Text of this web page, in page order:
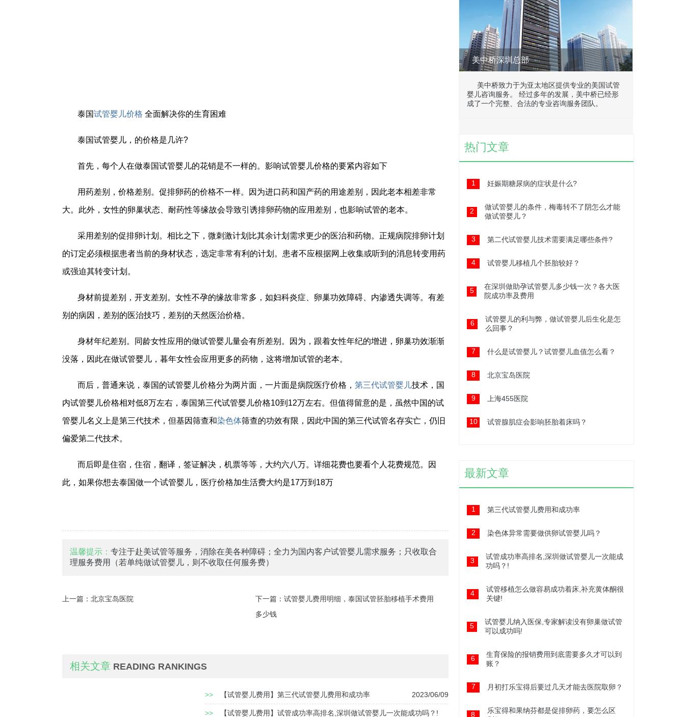
泰国试管婴儿价格 全面解决你的生育困难
泰国试管婴儿，的价格是几许?
首先，每个人在做泰国试管婴儿的花销是不一样的。影响试管婴儿价格的要紧内容如下
用药差别，价格差别。促排卵药的价格不一样。因为进口药和国产药的用途差别，因此老本相差非常
大。此外，女性的卵巢状态、耐药性等缘故会导致引诱排卵药物的应用差别，也影响试管的老本。
采用差别的促排卵计划。相比之下，微刺激计划比其余计划需求更少的医治和药物。正规病院排卵计划
的订定必须根据患者当前的身材状态，选定非常有利的计划。患者不应根据网上收集或听到的消息转变用药
或强迫其转变计划。
身材前提差别，开支差别。女性不孕的缘故非常多，如妇科炎症、卵巢功效障碍、内渗透失调等。有差
别的病因，差别的医治技巧，差别的天然医治价格。
身材年纪差别。同龄女性应用的做试管婴儿量会有所差别。因为，跟着女性年纪的增进，卵巢功效渐渐
没落，因此在做试管婴儿，暮年女性会应用更多的药物，这将增加试管的老本。
而后，普通来说，泰国的试管婴儿价格分为两片面，一片面是病院医疗价格， 第三代试管婴儿技术，国
内试管婴儿价格相对低8万左右，泰国第三代试管婴儿价格10到12万左右。但值得留意的是，虽然中国的试
管婴儿名义上是第三代技术，但基因筛查和染色体筛查的功效有限，因此中国的第三代试管名存实亡，仍旧
偏爱第二代技术。
而后即是住宿，住宿，翻译，签证解决，机票等等，大约六八万。详细花费也要看个人花费规范。因
此，如果你想去泰国做一个试管婴儿，医疗价格加生活费大约是17万到18万
温馨提示： 专注于赴美试管等服务，消除在美各种障碍；全力为国内客户试管婴儿需求服务；只收取合
理服务费用（若单纯做试管婴儿，则不收取任何服务费）
上一篇： 北京宝岛医院 下一篇： 试管婴儿费用明细，泰国试管胚胎移植手术费用
多少钱
相关文章 READING RANKINGS
>> 【试管婴儿费用】第三代试管婴儿费用和成功率 2023/06/09
>> 【试管婴儿费用】试管成功率高排名,深圳做试管婴儿一次能成功吗？!
美中桥深圳总部
美中桥致力于为亚太地区提供专业的美国试管
婴儿咨询服务。 经过多年的发展，美中桥已经形
成了一个完整、合法的专业咨询服务团队。
热门文章
1 妊娠期糖尿病的症状是什么?
2
做试管婴儿的条件，梅毒转不了阴怎么才能
做试管婴儿？
3 第二代试管婴儿技术需要满足哪些条件?
4 试管婴儿移植几个胚胎较好？
5
在深圳做助孕试管婴儿多少钱一次？各大医
院成功率及费用
6
试管婴儿的利与弊，做试管婴儿后生化是怎
么回事？
7 什么是试管婴儿？试管婴儿血值怎么看？
8 北京宝岛医院
9 上海455医院
10 试管腺肌症会影响胚胎着床吗？
最新文章
1 第三代试管婴儿费用和成功率
2 染色体异常需要做供卵试管婴儿吗？
3
试管成功率高排名,深圳做试管婴儿一次能成
功吗？!
4
试管移植怎么做容易成功着床,补充黄体酮很
关键!
5
试管婴儿纳入医保,专家解读没有卵巢做试管
可以成功吗!
6
生育保险的报销费用到底需要多久才可以到
账？
7 月初打乐宝得后要过几天才能去医院取卵？
8
乐宝得和果纳芬都是促排卵药，要怎么区